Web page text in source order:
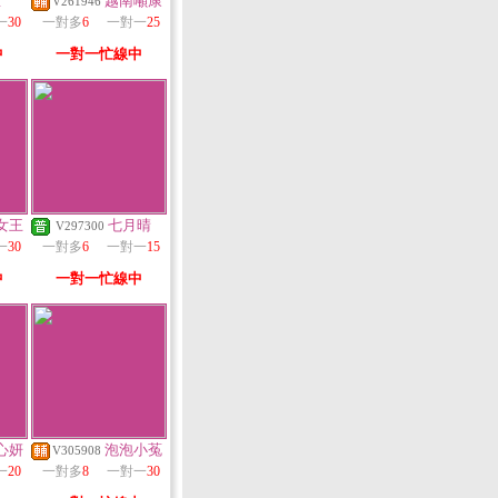
30 一對多6 一對一25
一對一忙線中
王
30
V297300 七月晴
一對多6 一對一15
一對一忙線中
妍
20
V305908 泡泡小菟
一對多8 一對一30